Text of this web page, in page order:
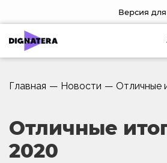
Версия
Главная — Новости — Отличные
Отличные
2020